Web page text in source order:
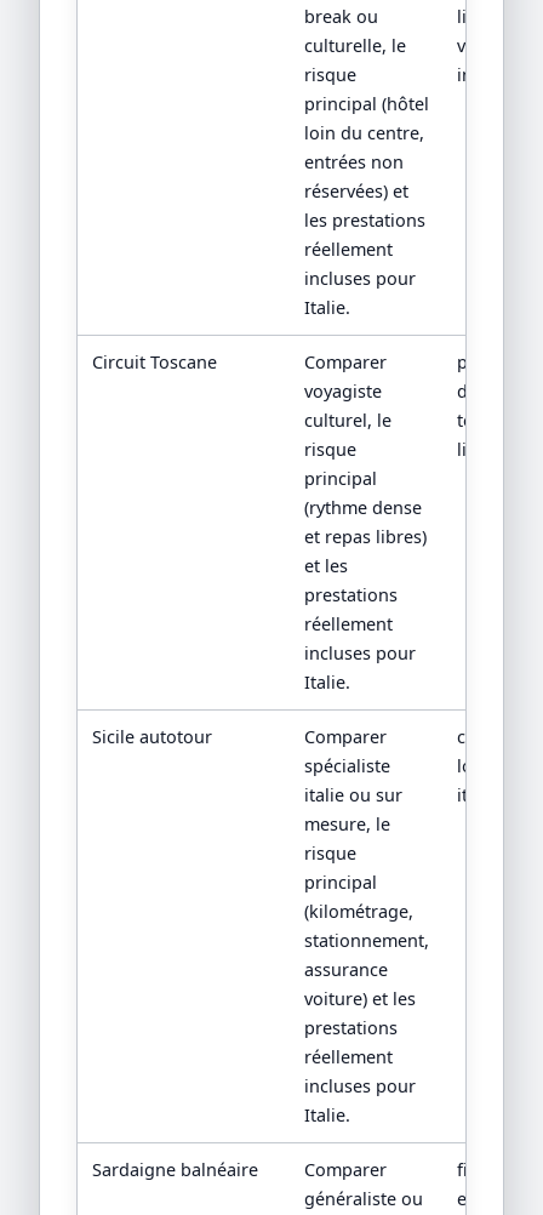
break ou
culturelle, le
risque
principal (hôtel
loin du centre,
entrées non
réservées) et
les prestations
réellement
incluses pour
Italie.
liste des
visites
incluses
Circuit Toscane
Comparer
voyagiste
culturel, le
risque
principal
(rythme dense
et repas libres)
et les
prestations
réellement
incluses pour
Italie.
détaillé et
temps
libres
Sicile autotour
Comparer
spécialiste
italie ou sur
mesure, le
risque
principal
(kilométrage,
stationnement,
assurance
voiture) et les
prestations
réellement
incluses pour
Italie.
contrat
location et
itinéraire
Sardaigne balnéaire
Comparer
généraliste ou
fiche hôtel
et